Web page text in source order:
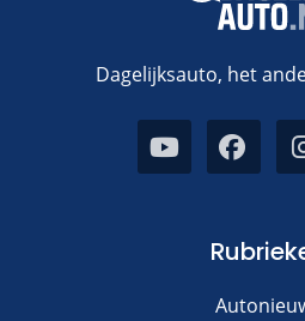
Dagelijksauto, het